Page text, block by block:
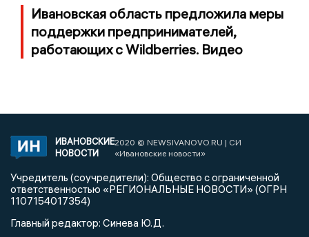
Ивановская область предложила меры
поддержки предпринимателей,
работающих с Wildberries. Видео
ИВАНОВСКИЕ
НОВОСТИ
2020 © NEWSIVANOVO.RU | СИ
«Ивановские новости»
Учредитель (соучредители): Общество с ограниченной
ответственностью «РЕГИОНАЛЬНЫЕ НОВОСТИ» (ОГРН
1107154017354)
Главный редактор: Синева Ю.Д.